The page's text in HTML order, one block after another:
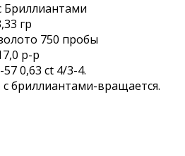
Бриллиантами
гр
750 пробы
р-р
0,63 ct 4/3-4.
бриллиантами-вращается.